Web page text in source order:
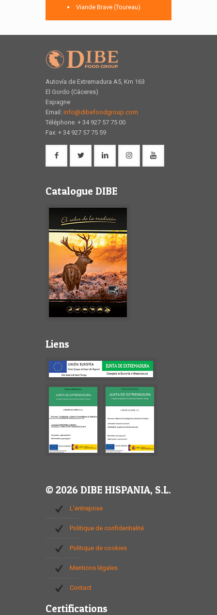
Viande Brave (Toureau)
Autovía de Extremadura A5, Km 163
El Gordo (Cáceres)
Espagne
Email: info@dibefoodgroup.com
Téléphone. + 34 927 57 75 00
Fax: + 34 927 57 75 59
Catalogue DIBE
Liens
© 2026 DIBE HISPANIA, S.L.
L’entreprise
Politique de confidentialité
Politique de cookies
Mentions légales
Contact
Certifications